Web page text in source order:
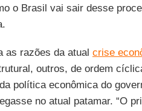
o Brasil vai sair desse
as razões da atual crise
outros, de ordem
política econômica do
no atual patamar. “O